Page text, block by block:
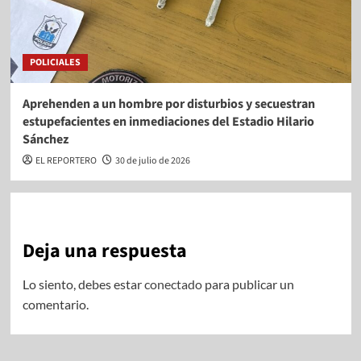
POLICIALES
Aprehenden a un hombre por disturbios y secuestran
estupefacientes en inmediaciones del Estadio Hilario
Sánchez
EL REPORTERO 30 de julio de 2026
Deja una respuesta
Lo siento, debes estarconectadopara publicar un
comentario.